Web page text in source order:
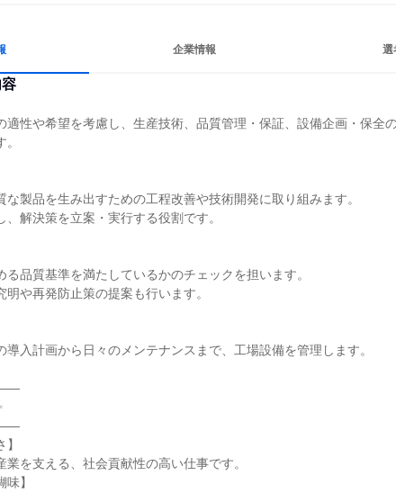
企業情報 選
適性や希望を考慮し、生産技術、品質管理・保証、設備企画・保全
な製品を生み出すための工程改善や技術開発に取り組みます。
解決策を立案・実行する役割です。
る品質基準を満たしているかのチェックを担います。
や再発防止策の提案も行います。
導入計画から日々のメンテナンスまで、工場設備を管理します。
業を支える、社会貢献性の高い仕事です。
味】